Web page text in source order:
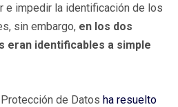
e impedir la identificación de los
sin embargo, en los dos
eran identificables a simple
de Datos ha resuelto